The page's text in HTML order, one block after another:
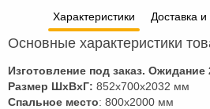
Характеристики Доставка
Основные характеристики
Изготовление под заказ. Ожидание
Размер ШхВхГ: 852x700x2032 мм
Спальное место: 800х2000 мм